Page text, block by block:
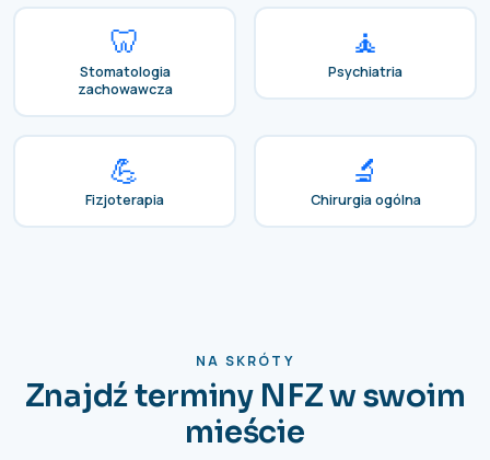
🦷
Stomatologia
zachowawcza
🧘
Psychiatria
💪
Fizjoterapia
🔬
Chirurgia ogólna
NA SKRÓTY
Znajdź terminy NFZ w swoim
mieście